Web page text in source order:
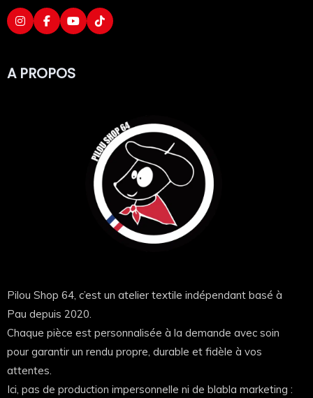
d’ajouterlogo, texte ou visuel
unique qui te ressemble 😎
Facile à porter, facile à entretenir et facile à
personnaliser, ce t-shirt femme est un
du textile personnalisé.
Un choix sûr pour celles qui veulent un vêtement à la
fois pratique, élégant et durable.
Les textes, photographies, vidéos, illustrations, créations
constituent des œuvres originales protégées par le Code de
la propriété intellectuelle.
A PROPOS
Pilou Shop 64, c’est un atelier textile indépendant basé à
Pau depuis 2020.
Chaque pièce est personnalisée à la demande avec soin
pour garantir un rendu propre, durable et fidèle à vos
attentes.
Ici, pas de production impersonnelle ni de blabla marketing :